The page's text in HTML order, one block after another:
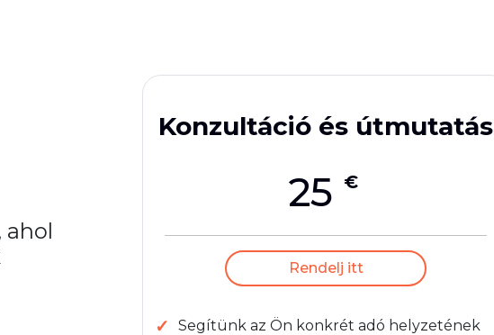
ahol
Konzultáció és útmutatás
25 €
Rendelj itt
Segítünk az Ön konkrét adó helyzetének